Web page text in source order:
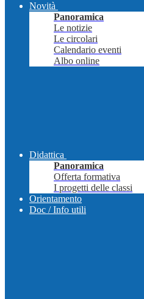
Novità
Panoramica
Le notizie
Le circolari
Calendario eventi
Albo online
Didattica
Panoramica
Offerta formativa
I progetti delle classi
Orientamento
Doc / Info utili